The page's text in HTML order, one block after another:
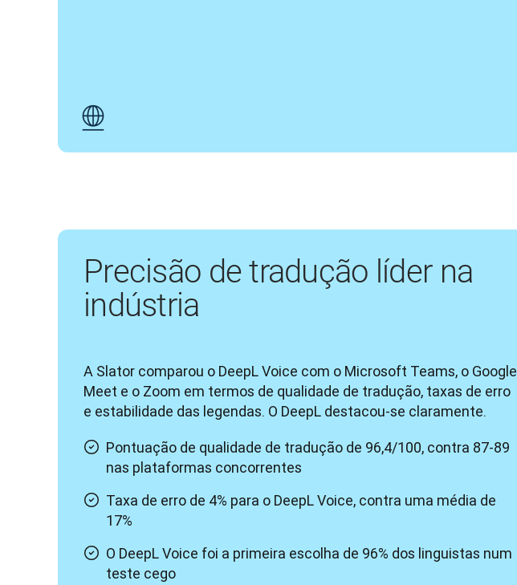
Precisão de tradução líder na
indústria
A Slator comparou o DeepL Voice com o Microsoft Teams, o Google
Meet e o Zoom em termos de qualidade de tradução, taxas de erro
e estabilidade das legendas. O DeepL destacou-se claramente.
Pontuação de qualidade de tradução de 96,4/100, contra 87-89
nas plataformas concorrentes
Taxa de erro de 4% para o DeepL Voice, contra uma média de
17%
O DeepL Voice foi a primeira escolha de 96% dos linguistas num
teste cego